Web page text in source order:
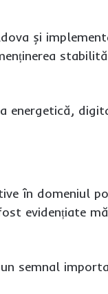
și
energetică,
în domeniul
evidențiate
semnal